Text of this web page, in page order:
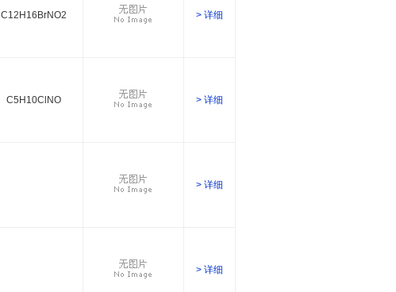
C12H16BrNO2 > 详细
C5H10ClNO > 详细
> 详细
> 详细